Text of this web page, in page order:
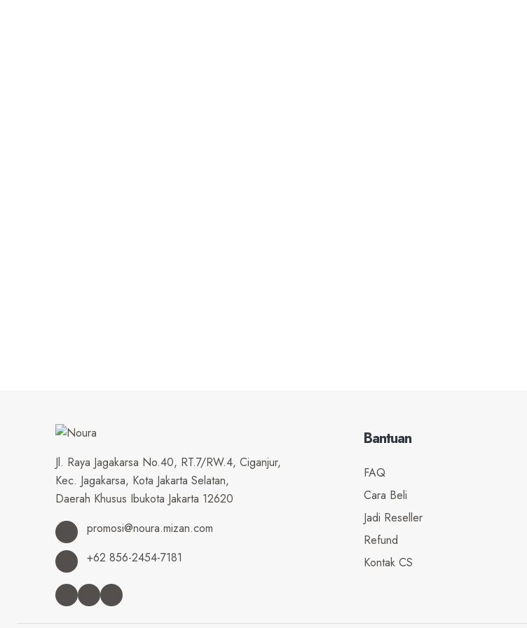
Jl. Raya Jagakarsa No.40, RT.7/RW.4, Ciganjur,
Kec. Jagakarsa, Kota Jakarta Selatan,
Daerah Khusus Ibukota Jakarta 12620
promosi@noura.mizan.com
+62 856-2454-7181
Bantuan
FAQ
Cara Beli
Jadi Reseller
Refund
Kontak CS